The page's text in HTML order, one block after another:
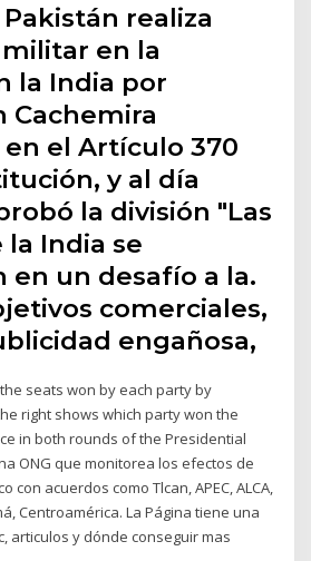
Pakistán realiza
en la
la India por
Cachemira
el Artículo 370
y al día
la división "Las
la India se
en un desafío a la.
comerciales,
engañosa,
seats won by each party by
right shows which party won the
in both rounds of the Presidential
ONG que monitorea los efectos de
con acuerdos como Tlcan, APEC, ALCA,
Centroamérica. La Página tiene una
articulos y dónde conseguir mas